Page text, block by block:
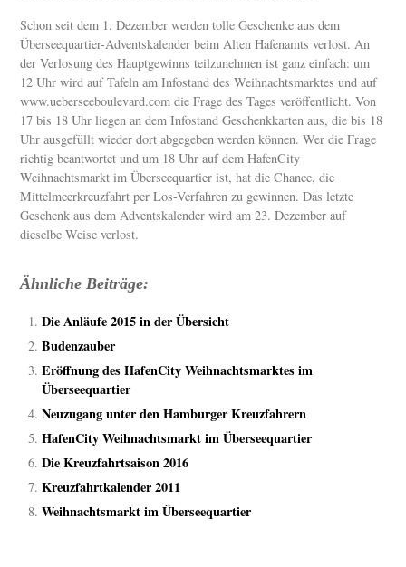
Schon seit dem 1. Dezember werden tolle Geschenke aus dem
Überseequartier-Adventskalender beim Alten Hafenamts verlost. An
der Verlosung des Hauptgewinns teilzunehmen ist ganz einfach: um
12 Uhr wird auf Tafeln am Infostand des Weihnachtsmarktes und auf
www.ueberseeboulevard.com die Frage des Tages veröffentlicht. Von
17 bis 18 Uhr liegen an dem Infostand Geschenkkarten aus, die bis 18
Uhr ausgefüllt wieder dort abgegeben werden können. Wer die Frage
richtig beantwortet und um 18 Uhr auf dem HafenCity
Weihnachtsmarkt im Überseequartier ist, hat die Chance, die
Mittelmeerkreuzfahrt per Los-Verfahren zu gewinnen. Das letzte
Geschenk aus dem Adventskalender wird am 23. Dezember auf
dieselbe Weise verlost.
Ähnliche Beiträge:
Die Anläufe 2015 in der Übersicht
Budenzauber
Eröffnung des HafenCity Weihnachtsmarktes im
Überseequartier
Neuzugang unter den Hamburger Kreuzfahrern
HafenCity Weihnachtsmarkt im Überseequartier
Die Kreuzfahrtsaison 2016
Kreuzfahrtkalender 2011
Weihnachtsmarkt im Überseequartier